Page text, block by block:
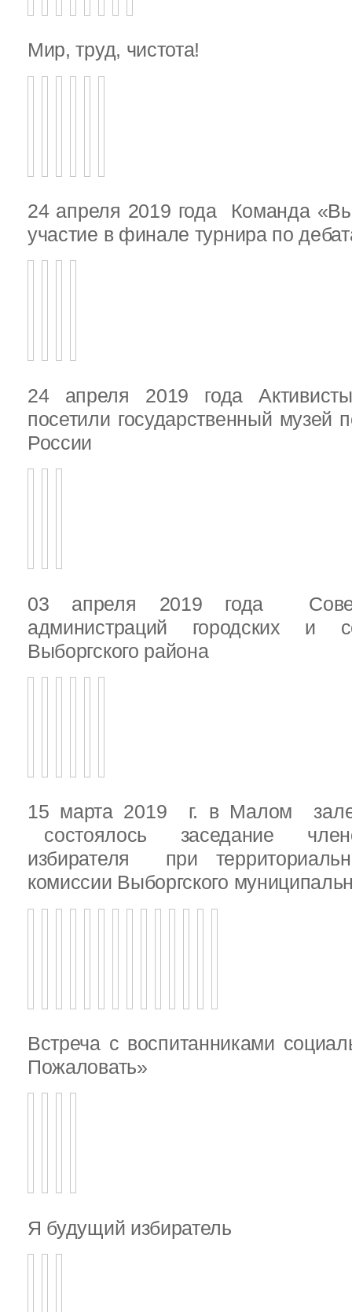
Мир, труд, чистота!
24 апреля 2019 года Команда
участие в финале турнира по
24 апреля 2019 года
посетили государственный музей
России
03 апреля 2019 года
администраций городских и
Выборгского района
15 марта 2019 г. в Малом
состоялось заседание
избирателя при
комиссии Выборгского
Встреча с воспитанниками
Пожаловать»
Я будущий избиратель